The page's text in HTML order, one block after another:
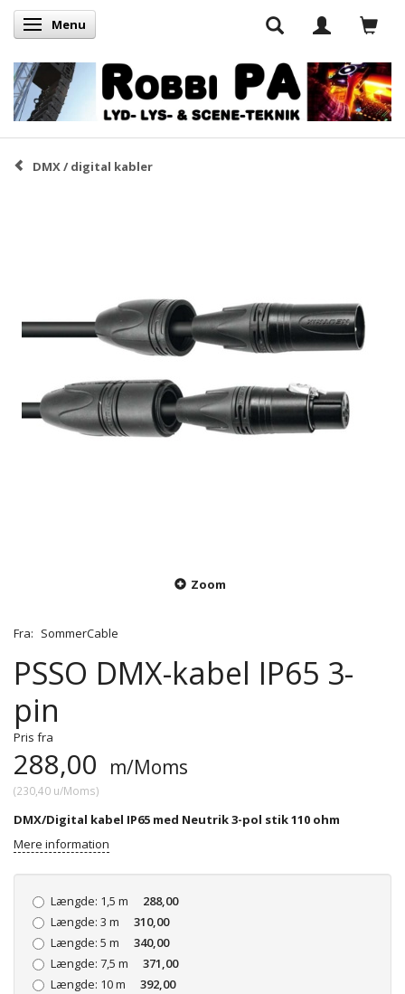
Skifte navigation
Menu
DMX / digital kabler
Zoom
Fra: SommerCable
PSSO DMX-kabel IP65 3-
pin
Pris fra
288,00 m/Moms
(230,40 u/Moms)
DMX/Digital kabel IP65 med Neutrik 3-pol stik 110 ohm
Mere information
Længde: 1,5 m
288,00
Længde: 3 m
310,00
Længde: 5 m
340,00
Længde: 7,5 m
371,00
Længde: 10 m 392,00